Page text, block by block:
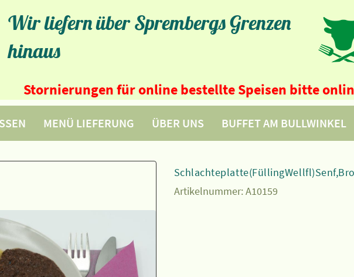
Wir liefern über Sprembergs Grenzen
hinaus
Stornierungen für online bestellte Speisen bitte
MENÜ LIEFERUNG ÜBER UNS BUFFET AM BULLWINKEL
Artikelnummer: A10159